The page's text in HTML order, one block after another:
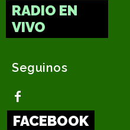
RADIO EN
VIVO
Seguinos
FACEBOOK